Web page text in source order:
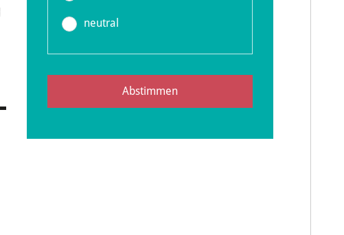
neutral
Abstimmen